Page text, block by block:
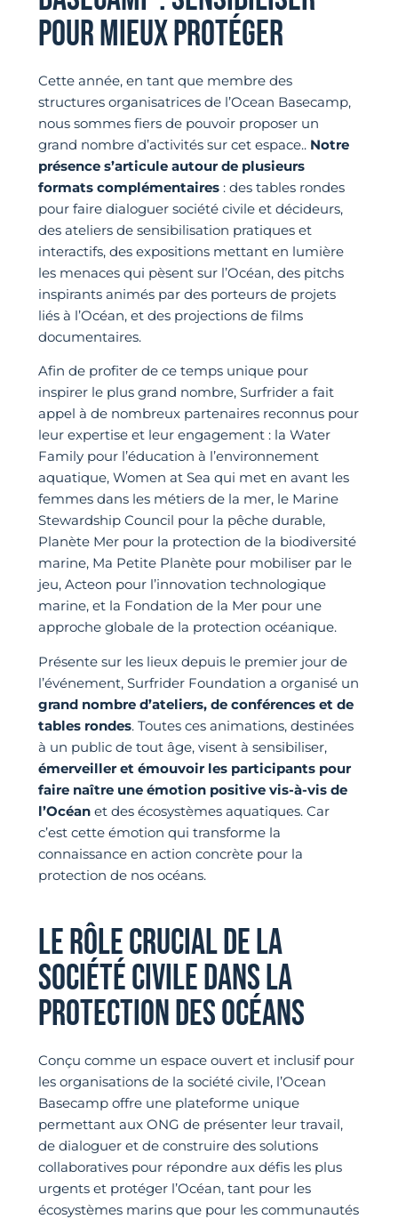
POUR MIEUX PROTÉGER
Cette année, en tant que membre des
structures organisatrices de l’Ocean Basecamp,
nous sommes fiers de pouvoir proposer un
grand nombre d’activités sur cet espace.. Notre
présence s’articule autour de plusieurs
formats complémentaires: des tables rondes
pour faire dialoguer société civile et décideurs,
des ateliers de sensibilisation pratiques et
interactifs, des expositions mettant en lumière
les menaces qui pèsent sur l’Océan, des pitchs
inspirants animés par des porteurs de projets
liés à l’Océan, et des projections de films
documentaires.
Afin de profiter de ce temps unique pour
inspirer le plus grand nombre, Surfrider a fait
appel à de nombreux partenaires reconnus pour
leur expertise et leur engagement : la Water
Family pour l’éducation à l’environnement
aquatique, Women at Sea qui met en avant les
femmes dans les métiers de la mer, le Marine
Stewardship Council pour la pêche durable,
Planète Mer pour la protection de la biodiversité
marine, Ma Petite Planète pour mobiliser par le
jeu, Acteon pour l’innovation technologique
marine, et la Fondation de la Mer pour une
approche globale de la protection océanique.
Présente sur les lieux depuis le premier jour de
l’événement, Surfrider Foundation a organisé un
grand nombre d’ateliers, de conférences et de
tables rondes. Toutes ces animations, destinées
à un public de tout âge, visent à sensibiliser,
émerveiller et émouvoir les participants pour
faire naître une émotion positive vis-à-vis de
l’Océanet des écosystèmes aquatiques. Car
c’est cette émotion qui transforme la
connaissance en action concrète pour la
protection de nos océans.
LE RÔLE CRUCIAL DE LA
SOCIÉTÉ CIVILE DANS LA
PROTECTION DES OCÉANS
Conçu comme un espace ouvert et inclusif pour
les organisations de la société civile, l’Ocean
Basecamp offre une plateforme unique
permettant aux ONG de présenter leur travail,
de dialoguer et de construire des solutions
collaboratives pour répondre aux défis les plus
urgents et protéger l’Océan, tant pour les
écosystèmes marins que pour les communautés